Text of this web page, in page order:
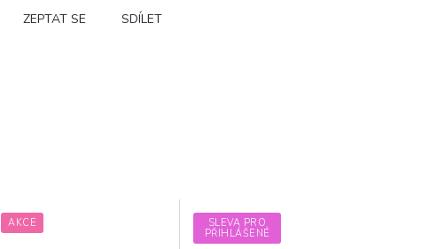
ZEPTAT SE SDÍLET
AKCE
SLEVA PRO
PŘIHLÁŠENÉ